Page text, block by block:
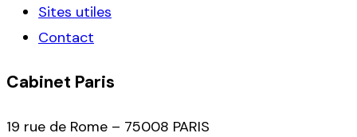
Sites utiles
Contact
Cabinet Paris
19 rue de Rome – 75008 PARIS